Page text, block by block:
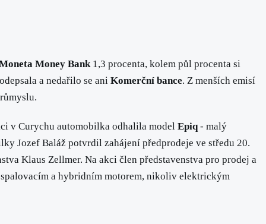
Money Bank1,3 procenta, kolem půl procenta si
a nedařilo se ani Komerční bance. Z menších emisí
v Curychu automobilka odhalila model Epiq - malý
Jozef Baláž potvrdil zahájení předprodeje ve středu 20.
Klaus Zellmer. Na akci člen představenstva pro prodej a
a hybridním motorem, nikoliv elektrickým